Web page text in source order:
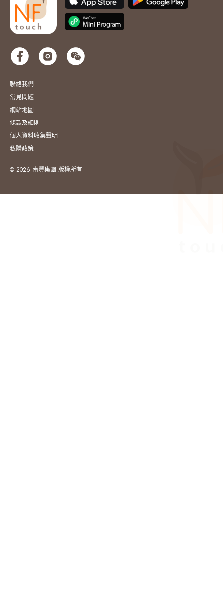
聯絡我們
常見問題
網站地圖
條款及細則
個人資料收集聲明
私隱政策
© 2026 南豐集團 版權所有